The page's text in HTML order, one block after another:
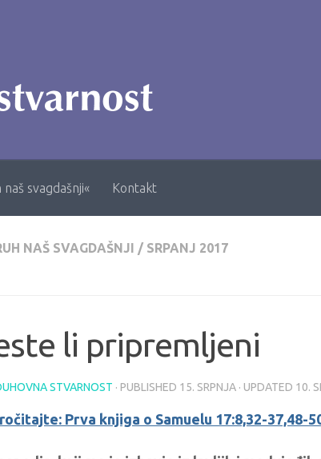
svagdašnji« Kontakt
NAŠ SVAGDAŠNJI / SRPANJ 2017
li pripremljeni
STVARNOST · PUBLISHED 15. SRPNJA · UPDATED 10.
Prva knjiga o Samuelu 17:8,32-37,48-